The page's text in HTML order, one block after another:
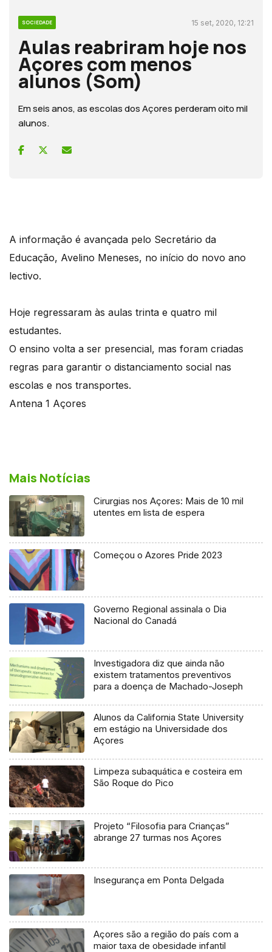
SOCIEDADE 15 set, 2020, 12:21
Aulas reabriram hoje nos
Açores com menos
alunos (Som)
Em seis anos, as escolas dos Açores perderam oito mil
alunos.
A informação é avançada pelo Secretário da
Educação, Avelino Meneses, no início do novo ano
lectivo.
Hoje regressaram às aulas trinta e quatro mil
estudantes.
O ensino volta a ser presencial, mas foram criadas
regras para garantir o distanciamento social nas
escolas e nos transportes.
Antena 1 Açores
Mais Notícias
Cirurgias nos Açores: Mais de 10 mil
utentes em lista de espera
Começou o Azores Pride 2023
Governo Regional assinala o Dia
Nacional do Canadá
Investigadora diz que ainda não
existem tratamentos preventivos
para a doença de Machado-Joseph
Alunos da California State University
em estágio na Universidade dos
Açores
Limpeza subaquática e costeira em
São Roque do Pico
Projeto “Filosofia para Crianças”
abrange 27 turmas nos Açores
Insegurança em Ponta Delgada
Açores são a região do país com a
maior taxa de obesidade infantil